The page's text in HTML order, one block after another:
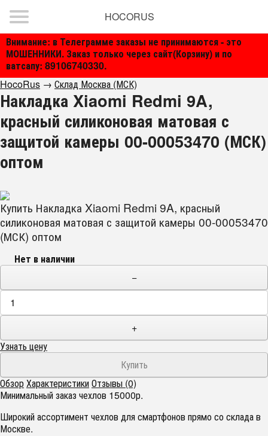
Внимание: в Телеграмме заказы не принимаются - это
МОШЕННИКИ. Заказ только через сайт(Корзину) и по
ватсапу: 89106740330.
HOCORUS
HocoRus → Склад Москва (МСК)
Накладка Xiaomi Redmi 9A,
красный силиконовая матовая с
защитой камеры 00-00053470 (МСК)
оптом
Купить Накладка Xiaomi Redmi 9A, красный
силиконовая матовая с защитой камеры 00-00053470
(МСК) оптом
Нет в наличии
−
+
Узнать цену
ОбзорХарактеристикиОтзывы (0)
Минимальный заказ чехлов 15000р.
Широкий ассортимент чехлов для смартфонов прямо со склада в
Москве.